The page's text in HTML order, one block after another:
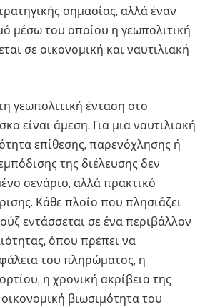
σημασίας, αλλά έναν
μέσω του οποίου η γεωπολιτική
σε οικονομική και ναυτιλιακή
γεωπολιτική ένταση στο
είναι άμεση. Για μια ναυτιλιακή
επίθεσης, παρενόχλησης ή
της διέλευσης δεν
σενάριο, αλλά πρακτικό
Κάθε πλοίο που πλησιάζει
εντάσσεται σε ένα περιβάλλον
όπου πρέπει να
του πληρώματος, η
η χρονική ακρίβεια της
βιωσιμότητα του